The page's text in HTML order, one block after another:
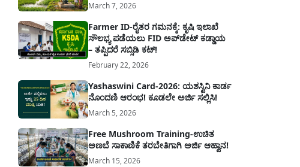
March 7, 2026
Farmer ID-ರೈತರ ಗಮನಕ್ಕೆ: ಕೃಷಿ ಇಲಾಖೆ
ಸೌಲಭ್ಯ ಪಡೆಯಲು FID ಅಪ್‌ಡೇಟ್ ಕಡ್ಡಾಯ
– ತಪ್ಪಿದರೆ ಸಬ್ಸಿಡಿ ಕಟ್!
February 22, 2026
Yashaswini Card-2026: ಯಶಸ್ವಿನಿ ಕಾರ್ಡ
ನೊಂದಣಿ ಆರಂಭ! ಕೂಡಲೇ ಅರ್ಜಿ ಸಲ್ಲಿಸಿ!
March 5, 2026
Free Mushroom Training-ಉಚಿತ
ಅಣಬೆ ಸಾಕಾಣಿಕೆ ತರಬೇತಿಗಾಗಿ ಅರ್ಜಿ ಆಹ್ವಾನ!
March 15, 2026